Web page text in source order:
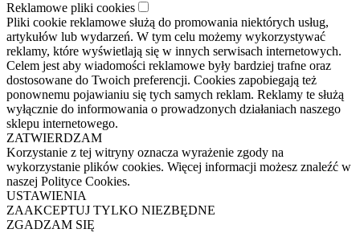
Reklamowe pliki cookies
Pliki cookie reklamowe służą do promowania niektórych usług,
artykułów lub wydarzeń. W tym celu możemy wykorzystywać
reklamy, które wyświetlają się w innych serwisach internetowych.
Celem jest aby wiadomości reklamowe były bardziej trafne oraz
dostosowane do Twoich preferencji. Cookies zapobiegają też
ponownemu pojawianiu się tych samych reklam. Reklamy te służą
wyłącznie do informowania o prowadzonych działaniach naszego
sklepu internetowego.
ZATWIERDZAM
Korzystanie z tej witryny oznacza wyrażenie zgody na
wykorzystanie plików cookies. Więcej informacji możesz znaleźć w
naszej Polityce Cookies.
USTAWIENIA
ZAAKCEPTUJ TYLKO NIEZBĘDNE
ZGADZAM SIĘ